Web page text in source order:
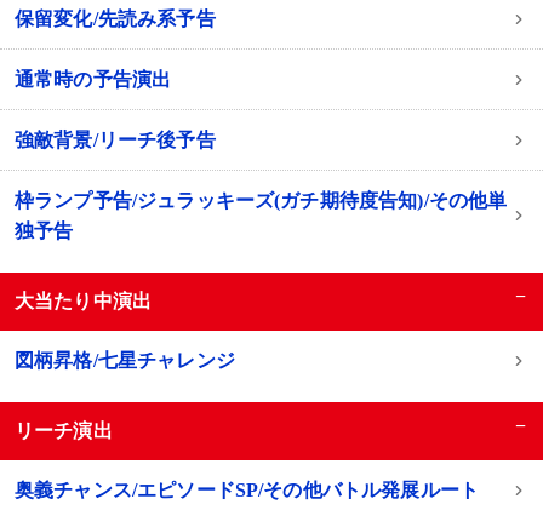
保留変化/先読み系予告
通常時の予告演出
強敵背景/リーチ後予告
枠ランプ予告/ジュラッキーズ(ガチ期待度告知)/その他単
独予告
大当たり中演出 −
図柄昇格/七星チャレンジ
リーチ演出 −
奥義チャンス/エピソードSP/その他バトル発展ルート